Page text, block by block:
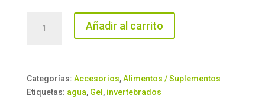
invertebrados
cantidad
Añadir al carrito
Categorías: Accesorios,Alimentos / Suplementos
Etiquetas: agua, Gel , invertebrados